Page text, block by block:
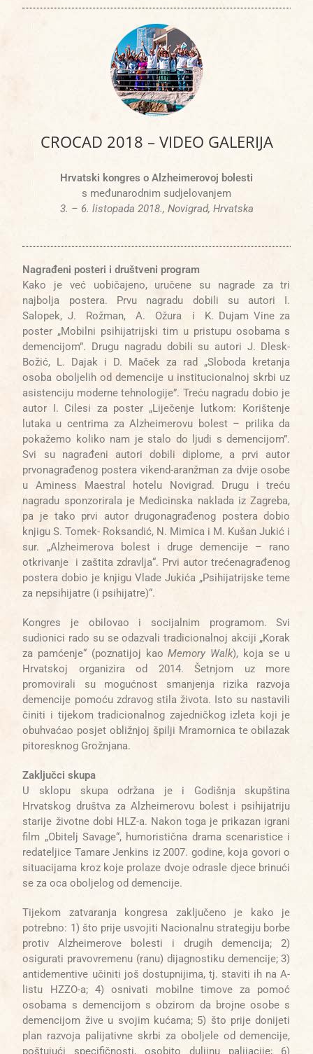
CROCAD 2018 – VIDEO GALERIJA
Hrvatski kongres o Alzheimerovoj bolesti
s međunarodnim sudjelovanjem
3. – 6. listopada 2018., Novigrad, Hrvatska
Nagrađeni posteri i društveni program
Kako je već uobičajeno, uručene su nagrade za tri
najbolja postera. Prvu nagradu dobili su autori I.
Salopek, J. Rožman, A. Ožura i K. Dujam Vine za
poster „Mobilni psihijatrijski tim u pristupu osobama s
demencijom”. Drugu nagradu dobili su autori J. Dlesk-
Božić, L. Dajak i D. Maček za rad „Sloboda kretanja
osoba oboljelih od demencije u institucionalnoj skrbi uz
asistenciju moderne tehnologije”. Treću nagradu dobio je
autor I. Cilesi za poster „Liječenje lutkom: Korištenje
lutaka u centrima za Alzheimerovu bolest – prilika da
pokažemo koliko nam je stalo do ljudi s demencijom”.
Svi su nagrađeni autori dobili diplome, a prvi autor
prvonagrađenog postera vikend-aranžman za dvije osobe
u Aminess Maestral hotelu Novigrad. Drugu i treću
nagradu sponzorirala je Medicinska naklada iz Zagreba,
pa je tako prvi autor drugonagrađenog postera dobio
knjigu S. Tomek- Roksandić, N. Mimica i M. Kušan Jukić i
sur. „Alzheimerova bolest i druge demencije – rano
otkrivanje i zaštita zdravlja“. Prvi autor trećenagrađenog
postera dobio je knjigu Vlade Jukića „Psihijatrijske teme
za nepsihijatre (i psihijatre)“.
Kongres je obilovao i socijalnim programom. Svi
sudionici rado su se odazvali tradicionalnoj akciji „Korak
za pamćenje“ (poznatijoj kaoMemory Walk), koja se u
Hrvatskoj organizira od 2014. Šetnjom uz more
promovirali su mogućnost smanjenja rizika razvoja
demencije pomoću zdravog stila života. Isto su nastavili
činiti i tijekom tradicionalnog zajedničkog izleta koji je
obuhvaćao posjet obližnjoj špilji Mramornica te obilazak
pitoresknog Grožnjana.
Zaključci skupa
U sklopu skupa održana je i Godišnja skupština
Hrvatskog društva za Alzheimerovu bolest i psihijatriju
starije životne dobi HLZ-a. Nakon toga je prikazan igrani
film „Obitelj Savage“, humoristična drama scenaristice i
redateljice Tamare Jenkins iz 2007. godine, koja govori o
situacijama kroz koje prolaze dvoje odrasle djece brinući
se za oca oboljelog od demencije.
Tijekom zatvaranja kongresa zaključeno je kako je
potrebno: 1) što prije usvojiti Nacionalnu strategiju borbe
protiv Alzheimerove bolesti i drugih demencija; 2)
osigurati pravovremenu (ranu) dijagnostiku demencije; 3)
antidementive učiniti još dostupnijima, tj. staviti ih na A-
listu HZZO-a; 4) osnivati mobilne timove za pomoć
osobama s demencijom s obzirom da brojne osobe s
demencijom žive u svojim kućama; 5) što prije donijeti
plan razvoja palijativne skrbi za oboljele od demencije,
poštujući specifičnosti, osobito duljinu palijacije; 6)